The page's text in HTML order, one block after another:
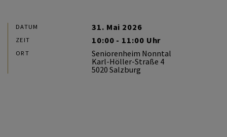
MITEINANDER BETEN
DATUM 31. Mai 2026
ZEIT 10:00 - 11:00 Uhr
ORT
Seniorenheim Nonntal
Karl-Höller-Straße 4
5020 Salzburg